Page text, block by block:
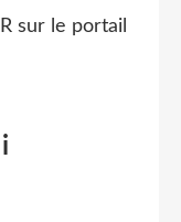
sur le portail